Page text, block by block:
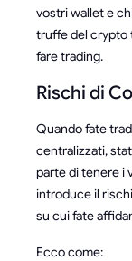
vostri wallet e
truffe del crypto
fare trading.
Rischi di
Quando fate
centralizzati,
parte di tenere i
introduce il
su cui fate
Ecco come: